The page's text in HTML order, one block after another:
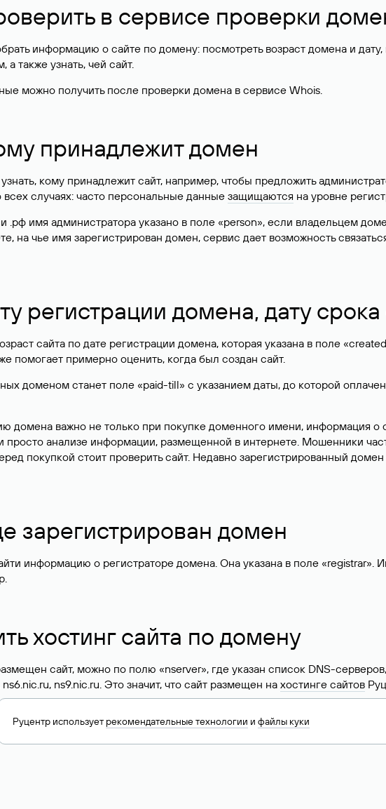
в сервисе проверки
информацию о сайте по домену: посмотреть возраст домена и
а также узнать, чей сайт.
можно получить после проверки домена в сервисе Whois.
принадлежит домен
узнать, кому принадлежит сайт, например, чтобы предложить
случаях: часто персональные данные защищаются на уровне
.рф имя администратора указано в поле «person», если владельцем
на чье имя зарегистрирован домен, сервис дает возможность
регистрации домена, дату
сайта по дате регистрации домена, которая указана в поле
помогает примерно оценить, когда был создан сайт.
доменом станет поле «paid-till» с указанием даты, до которой
домена важно не только при покупке доменного имени, информация
просто анализе информации, размещенной в интернете. Мошенники
покупкой стоит проверить сайт. Недавно зарегистрированный
зарегистрирован домен
информацию о регистраторе домена. Она указана в поле «registrar».
хостинг сайта по домену
сайт, можно по полю «nserver», где указан список DNS-
ns9.nic.ru. Это значит, что сайт размещен на хостинге сайтов
способ узнать хостинг-провайдера сайта. Иногда
хостинг-провайдера.
Руцентр использует рекомендательные технологии и файлы куки